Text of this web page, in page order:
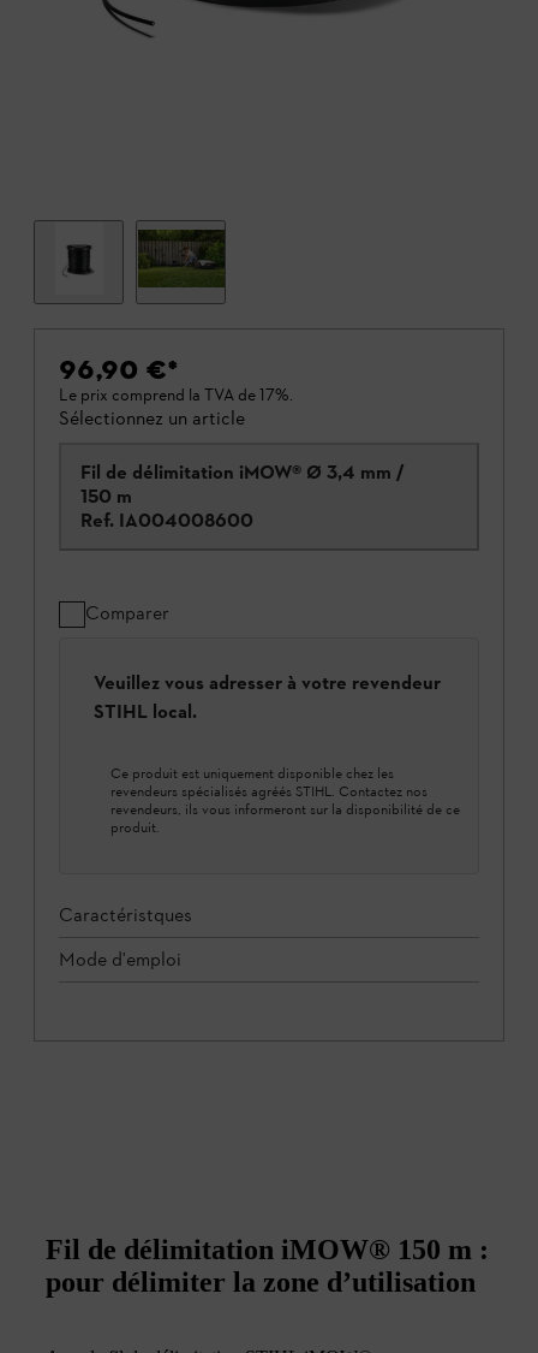
96,90 €*
Le prix comprend la TVA de 17%.
Sélectionnez un article
Fil de délimitation iMOW® Ø 3,4 mm /
150 m
Ref. IA004008600
Comparer
Veuillez vous adresser à votre revendeur
STIHL local.
Ce produit est uniquement disponible chez les
revendeurs spécialisés agréés STIHL. Contactez nos
revendeurs, ils vous informeront sur la disponibilité de ce
produit.
Caractéristques
Mode d'emploi
Fil de délimitation iMOW® 150 m :
pour délimiter la zone d’utilisation